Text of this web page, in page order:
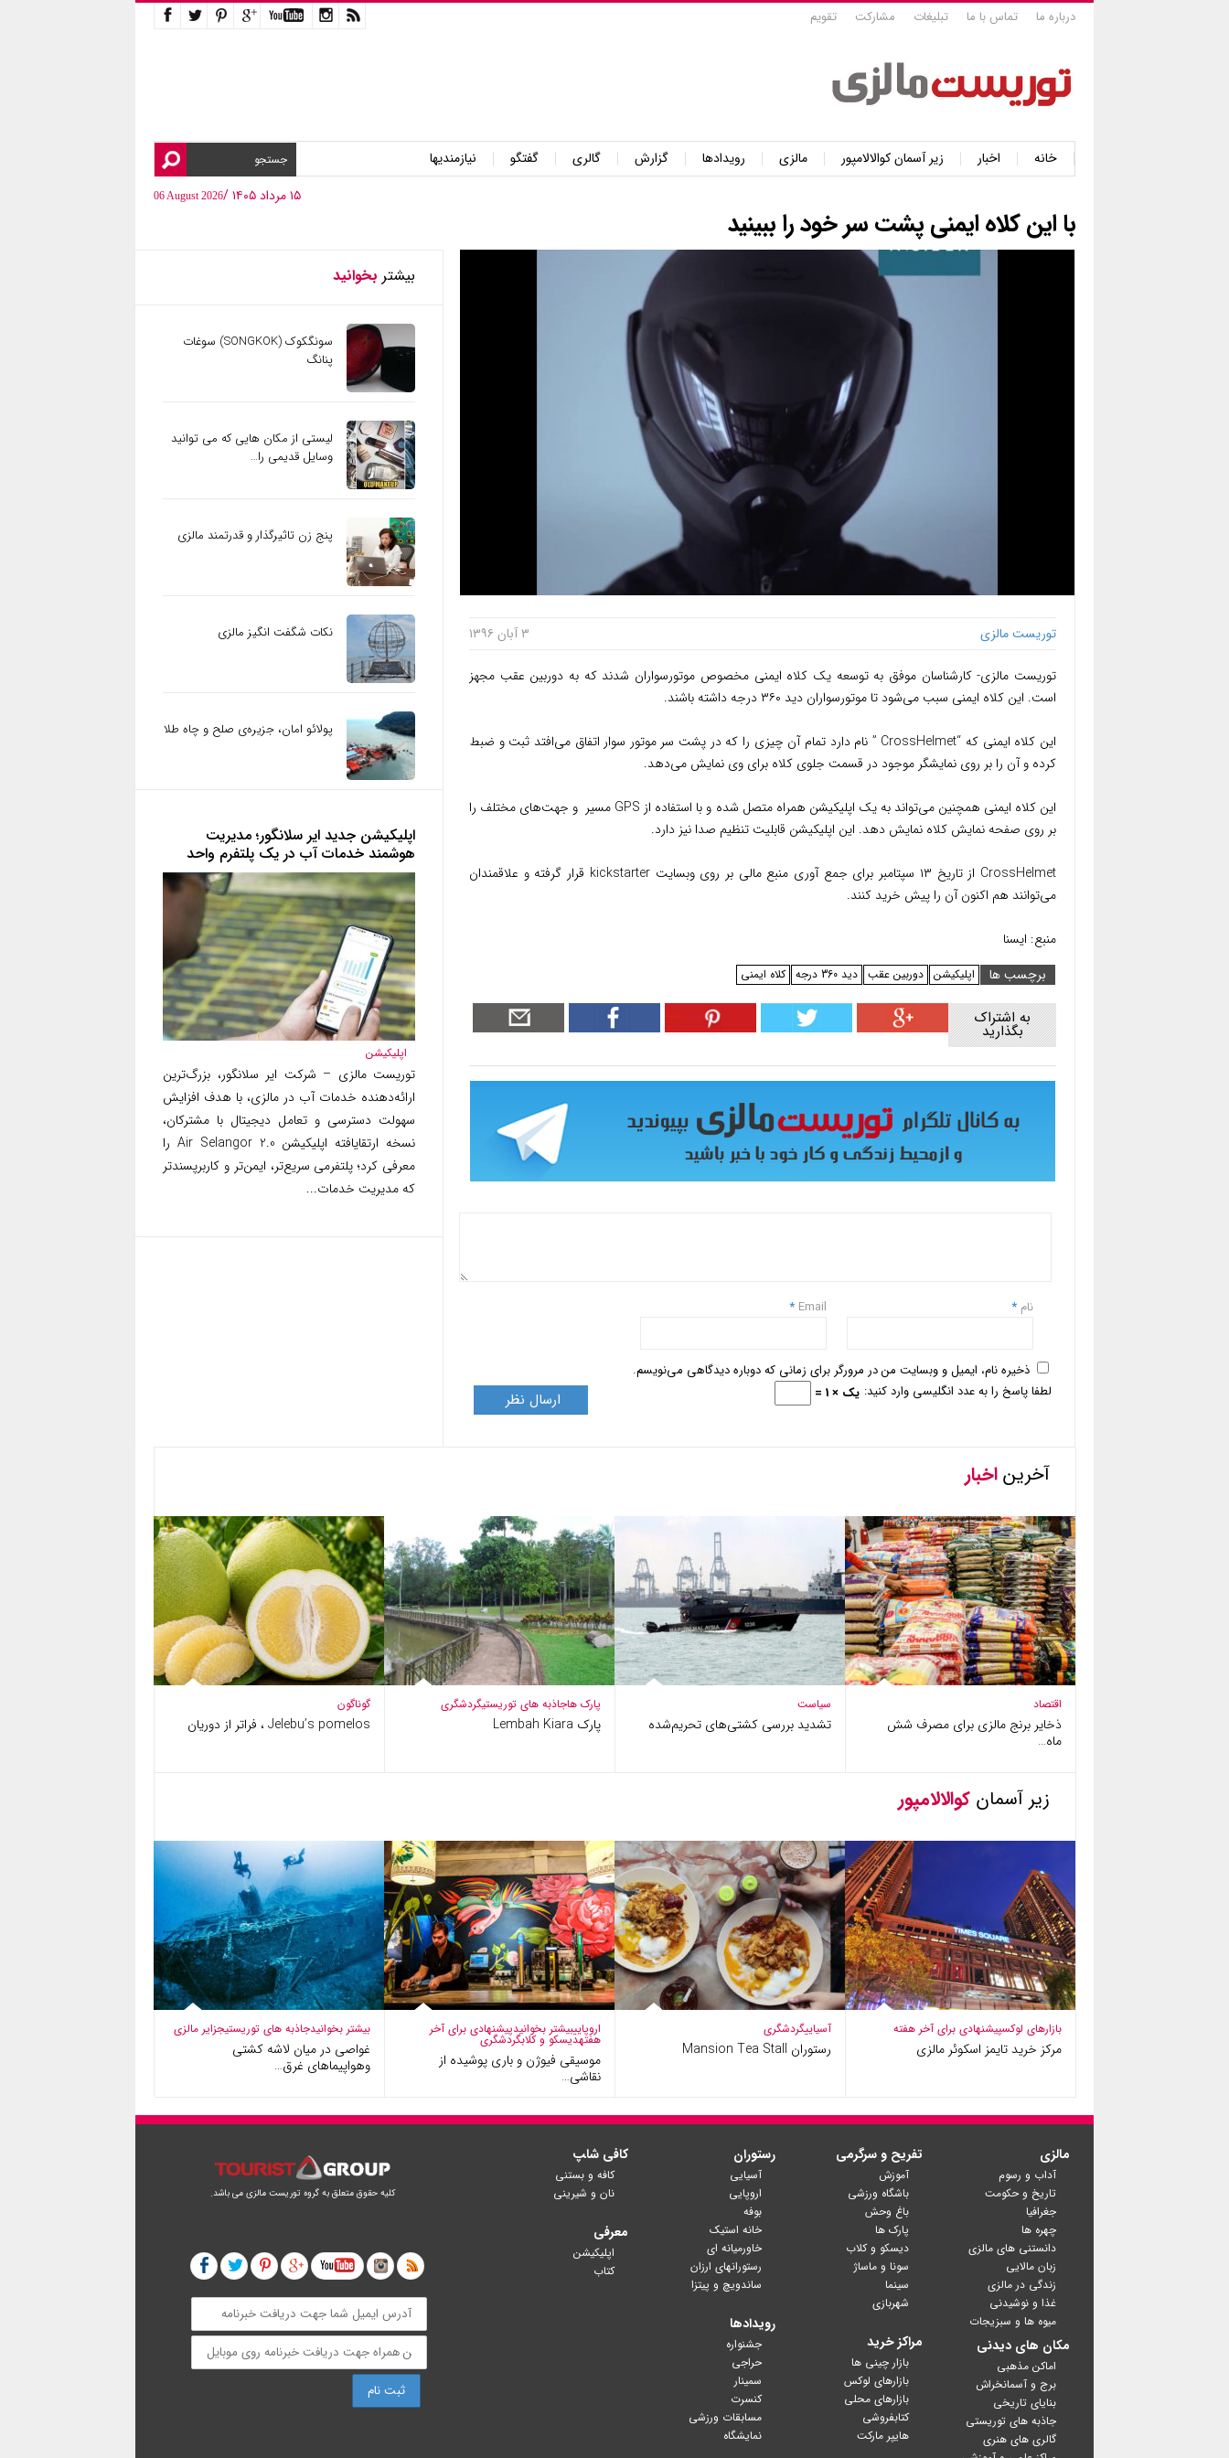
درباره ما تماس با ما تبلیغات مشارکت تقویم
خانه اخبار زیر آسمان کوالالامپور مالزی رویدادها گزارش گالری گفتگو
نیازمندیها
۱۵ مرداد ۱۴۰۵ /
06 August 2026
با این کلاه ایمنی پشت سر خود را ببینید
توریست مالزی ۳ آبان ۱۳۹۶
توریست مالزی- کارشناسان موفق به توسعه یک کلاه ایمنی مخصوص موتورسواران شدند که به دوربین عقب مجهز
است. این کلاه ایمنی سبب می‌شود تا موتورسواران دید ۳۶۰ درجه داشته باشند.
این کلاه ایمنی که “CrossHelmet ” نام دارد تمام آن چیزی را که در پشت سر موتور سوار اتفاق می‌افتد ثبت و ضبط
کرده و آن را بر روی نمایشگر موجود در قسمت جلوی کلاه برای وی نمایش می‌دهد.
این کلاه ایمنی همچنین می‌تواند به یک اپلیکیشن همراه متصل شده و با استفاده از GPS مسیر و جهت‌های مختلف را
بر روی صفحه نمایش کلاه نمایش دهد. این اپلیکیشن قابلیت تنظیم صدا نیز دارد.
CrossHelmet از تاریخ ۱۳ سپتامبر برای جمع آوری منبع مالی بر روی وبسایت kickstarter قرار گرفته و علاقمندان
می‌توانند هم اکنون آن را پیش خرید کنند.
منبع: ایسنا
برچسب ها
اپلیکیشن دوربین عقب دید 360 درجه کلاه ایمنی
به اشتراک
بگذارید
نام *
Email
*
ذخیره نام، ایمیل و وبسایت من در مرورگر برای زمانی که دوباره دیدگاهی می‌نویسم.
لطفا پاسخ را به عدد انگلیسی وارد کنید: یک × 1 =
بیشتر بخوانید
سونگکوک (SONGKOK) سوغات
پنانگ
لیستی از مکان هایی که می توانید
وسایل قدیمی را…
پنج زن تاثیرگذار و قدرتمند مالزی
نکات شگفت انگیز مالزی
پولائو امان، جزیره‌ی صلح و چاه طلا
اپلیکیشن جدید ایر سلانگور؛ مدیریت
هوشمند خدمات آب در یک پلتفرم واحد
اپلیکیشن
توریست مالزی – شرکت ایر سلانگور، بزرگ‌ترین
ارائه‌دهنده خدمات آب در مالزی، با هدف افزایش
سهولت دسترسی و تعامل دیجیتال با مشترکان،
نسخه ارتقایافته اپلیکیشن Air Selangor 2.0 را
معرفی کرد؛ پلتفرمی سریع‌تر، ایمن‌تر و کاربرپسندتر
که مدیریت خدمات...
آخریناخبار
اقتصاد
ذخایر برنج مالزی برای مصرف شش
ماه…
سیاست
تشدید بررسی کشتی‌های تحریم‌شده
پارک هاجاذبه های توریستیگردشگری
پارک Lembah Kiara
گوناگون
Jelebu’s pomelos ، فراتر از دوریان
زیر آسمان کوالالامپور
بازارهای لوکسپیشنهادی برای آخر هفته
مرکز خرید تایمز اسکوئر مالزی
آسیاییگردشگری
رستوران Mansion Tea Stall
اروپاییبیشتر بخوانیدپیشنهادی برای آخر
هفتهدیسکو و کلابگردشگری
موسیقی فیوژن و باری پوشیده از
نقاشی…
بیشتر بخوانیدجاذبه های توریستیجزایر مالزی
غواصی در میان لاشه کشتی
وهواپیماهای غرق…
مالزی
آداب و رسوم
تاریخ و حکومت
جغرافیا
چهره ها
دانستنی های مالزی
زبان مالایی
زندگی در مالزی
غذا و نوشیدنی
میوه ها و سبزیجات
مکان های دیدنی
اماکن مذهبی
برج و آسمانخراش
بنایای تاریخی
جاذبه های توریستی
گالری های هنری
تفریح و سرگرمی
آموزش
باشگاه ورزشی
باغ وحش
پارک ها
دیسکو و کلاب
سونا و ماساژ
سینما
شهربازی
مراکز خرید
بازار چینی ها
بازارهای لوکس
بازارهای محلی
کتابفروشی
رستوران
آسیایی
اروپایی
بوفه
خانه استیک
خاورمیانه ای
رستورانهای ارزان
ساندویچ و پیتزا
رویدادها
جشنواره
حراجی
سمینار
کنسرت
مسابقات ورزشی
نمایشگاه
کافی شا‍پ
کافه و بستنی
نان و شیرینی
معرفی
اپلیکیشن
کتاب
کلیه حقوق متعلق به گروه توریست مالزی می باشد.